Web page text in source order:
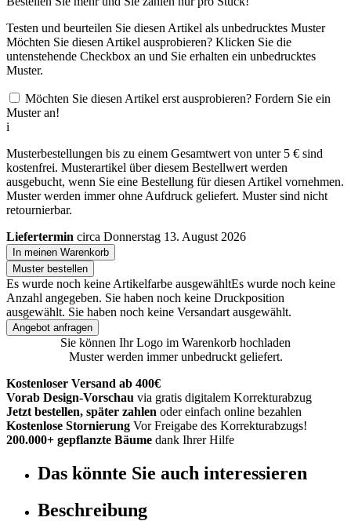
Testen und beurteilen Sie diesen Artikel als unbedrucktes Muster
Möchten Sie diesen Artikel ausprobieren? Klicken Sie die
untenstehende Checkbox an und Sie erhalten ein unbedrucktes
Muster.
Möchten Sie diesen Artikel erst ausprobieren? Fordern Sie ein
Muster an!
i
Musterbestellungen bis zu einem Gesamtwert von unter 5 € sind
kostenfrei. Musterartikel über diesem Bestellwert werden
ausgebucht, wenn Sie eine Bestellung für diesen Artikel vornehmen.
Muster werden immer ohne Aufdruck geliefert. Muster sind nicht
retournierbar.
Liefertermin circa Donnerstag 13. August 2026
In meinen Warenkorb
Muster bestellen
Es wurde noch keine Artikelfarbe ausgewähltEs wurde noch keine
Anzahl angegeben. Sie haben noch keine Druckposition
ausgewählt. Sie haben noch keine Versandart ausgewählt.
Angebot anfragen
Sie können Ihr Logo im Warenkorb hochladen
Muster werden immer unbedruckt geliefert.
Kostenloser Versand ab 400€
Vorab Design-Vorschau via gratis digitalem Korrekturabzug
Jetzt bestellen, später zahlen oder einfach online bezahlen
Kostenlose Stornierung Vor Freigabe des Korrekturabzugs!
200.000+ gepflanzte Bäume dank Ihrer Hilfe
Das könnte Sie auch interessieren
Beschreibung